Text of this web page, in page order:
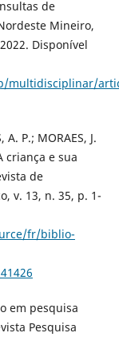
de
Mineiro,
Disponível
multidisciplinar/
A. P.; MORAES, J.
criança e sua
de
v. 13, n. 35, p. 1-
fr/biblio-
em pesquisa
Pesquisa